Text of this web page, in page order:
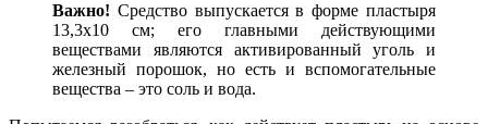
Важно! Средство выпускается в форме пластыря
13,3х10 см; его главными действующими
веществами являются активированный уголь и
железный порошок, но есть и вспомогательные
вещества – это соль и вода.